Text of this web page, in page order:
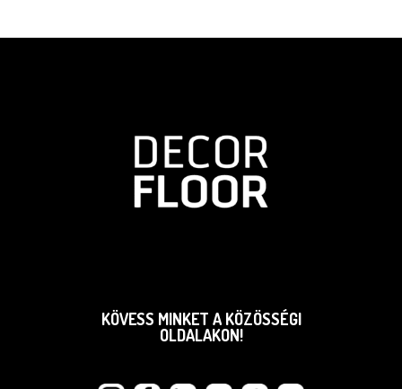
KÖVESS MINKET A KÖZÖSSÉGI
OLDALAKON!